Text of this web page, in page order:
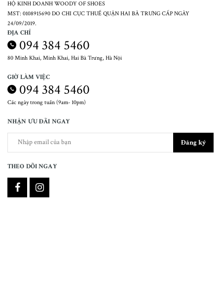
HỘ KINH DOANH WOODY OF SHOES
MST: 0108915690 DO CHI CỤC THUẾ QUẬN HAI BÀ TRƯNG CẤP NGÀY
24/09/2019.
ĐỊA CHỈ
094 384 5460
80 Minh Khai, Minh Khai, Hai Bà Trưng, Hà Nội
GIỜ LÀM VIỆC
094 384 5460
Các ngày trong tuần (9am- 10pm)
NHẬN ƯU ĐÃI NGAY
Đăng ký
THEO DÕI NGAY